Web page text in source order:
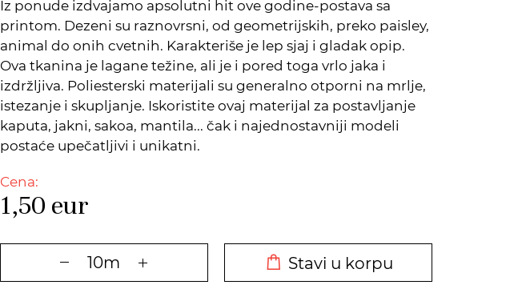
Iz ponude izdvajamo apsolutni hit ove godine-postava sa
printom. Dezeni su raznovrsni, od geometrijskih, preko paisley,
animal do onih cvetnih. Karakteriše je lep sjaj i gladak opip.
Ova tkanina je lagane težine, ali je i pored toga vrlo jaka i
izdržljiva. Poliesterski materijali su generalno otporni na mrlje,
istezanje i skupljanje. Iskoristite ovaj materijal za postavljanje
kaputa, jakni, sakoa, mantila... čak i najednostavniji modeli
postaće upečatljivi i unikatni.
Cena:
1,50 eur
Stavi u korpu